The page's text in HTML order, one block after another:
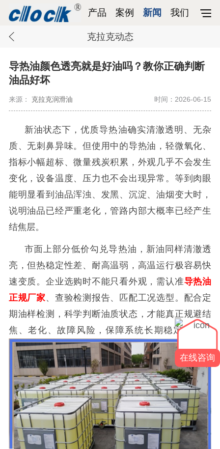
产品 案例 新闻 我们
克拉克动态
导热油颜色透亮就是好油吗？教你正确判断
油品好坏
来源： 克拉克润滑油 时间：2026-06-15
新油状态下，优质导热油确实清澈透明、无杂
质、无刺鼻异味。但使用中的导热油，轻微氧化、
指标小幅超标、微量残炭积累，外观几乎不会发生
变化，设备温度、压力也不会出现异常。等到肉眼
能明显看到油品浑浊、发黑、沉淀、油烟变大时，
说明油品已经严重老化，管路内部大概率已经产生
结焦层。
市面上部分低价勾兑导热油，新油同样清澈透
亮，但热稳定性差、耐高温弱，高温运行极容易快
速变质。企业选购时不能只看外观，需认准导热油
正规厂家、查验检测报告、匹配工况选型。配合定
期油样检测，科学判断油质状态，才能真正规避结
焦、老化、故障风险，保障系统长期稳定运行。
在线咨询